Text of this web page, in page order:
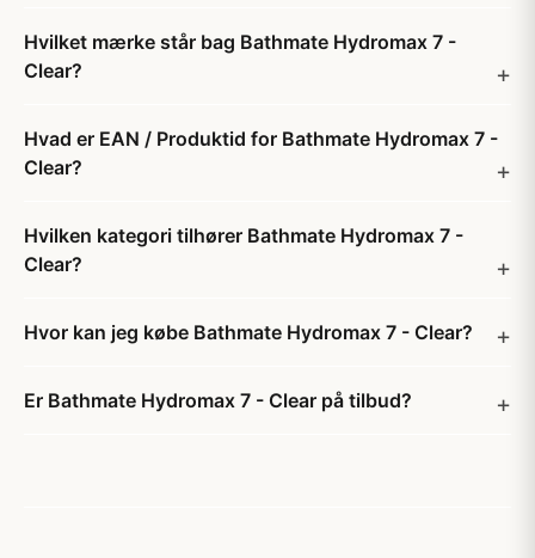
Hvilket mærke står bag Bathmate Hydromax 7 -
Clear?
Hvad er EAN / Produktid for Bathmate Hydromax 7 -
Clear?
Hvilken kategori tilhører Bathmate Hydromax 7 -
Clear?
Hvor kan jeg købe Bathmate Hydromax 7 - Clear?
Er Bathmate Hydromax 7 - Clear på tilbud?